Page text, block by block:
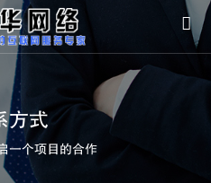
方式
一个项目的合作